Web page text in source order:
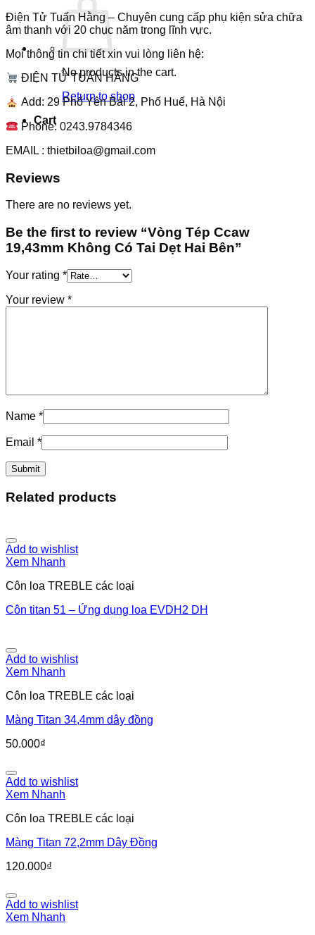
No products in the cart.
Return to shop
Cart
Điện Tử Tuấn Hằng – Chuyên cung cấp phụ kiện sửa chữa
âm thanh với 20 chục năm trong lĩnh vực.
Mọi thông tin chi tiết xin vui lòng liên hệ:
ĐIỆN TỬ TUẤN HẰNG
Add: 29 Phố Yên Bái 2, Phố Huế, Hà Nội
Phone: 0243.9784346
EMAIL : thietbiloa@gmail.com
Reviews
There are no reviews yet.
Be the first to review “Vòng Tép Ccaw
19,43mm Không Có Tai Dẹt Hai Bên”
Your rating *
Your review *
Name *
Email *
Related products
Add to wishlist
Xem Nhanh
Côn loa TREBLE các loại
Côn titan 51 – Ứng dụng loa EVDH2 DH
Add to wishlist
Xem Nhanh
Côn loa TREBLE các loại
Màng Titan 34,4mm dây đồng
50.000₫
Add to wishlist
Xem Nhanh
Côn loa TREBLE các loại
Màng Titan 72,2mm Dây Đồng
120.000₫
Add to wishlist
Xem Nhanh